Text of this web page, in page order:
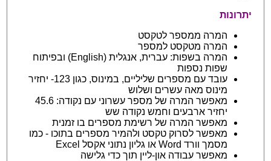
יתרונות
המרה ממספר לטקסט
המרה מטקסט למספר
המרה בשפות: עברית, אנגלית (English) ובפיתוח
שפות נספות
עובד עם מספרים שליליים, במינוס, כגון 123- יחזיר
מינוס מאה עשרים ושלוש
מאפשר המרה של מספר עשרוני עם נקודה: 45.6
יחזיר ארבעים וחמש נקודה שש
מאפשר המרה של רשימת מספרים בו זמנית
מאפשר לסרוק טקסט ולהמיר מספרים בתוכו - כמו
מסמך וורד Word או גליון נתוני אקסל Excel
מאפשר עבודה און-ליין תוך כדי גלישה